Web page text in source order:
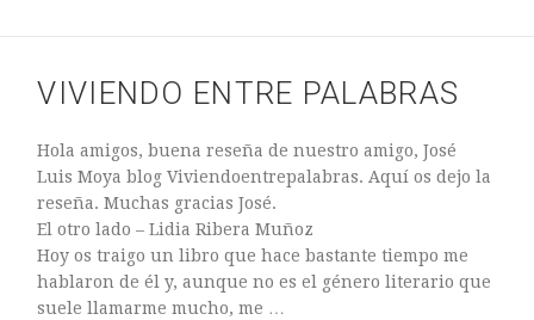
VIVIENDO ENTRE PALABRAS
Hola amigos, buena reseña de nuestro amigo, José
Luis Moya blog Viviendoentrepalabras. Aquí os dejo la
reseña. Muchas gracias José.
El otro lado – Lidia Ribera Muñoz
Hoy os traigo un libro que hace bastante tiempo me
hablaron de él y, aunque no es el género literario que
suele llamarme mucho, me …